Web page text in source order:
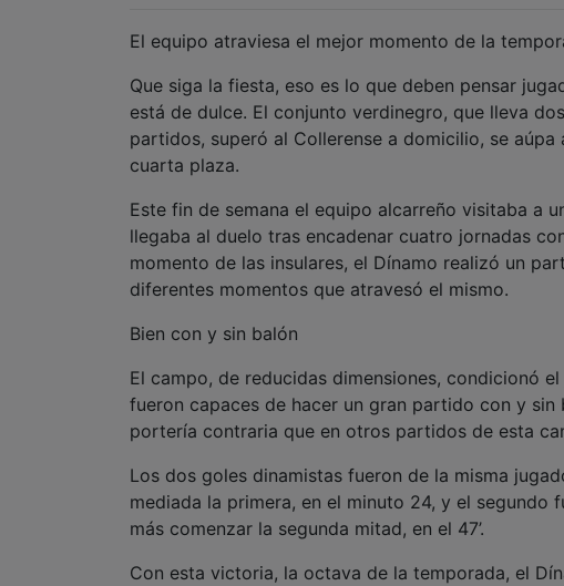
El equipo atraviesa el mejor momento de la
Que siga la fiesta, eso es lo que deben pensar
está de dulce. El conjunto verdinegro, que lleva
partidos, superó al Collerense a domicilio, se
cuarta plaza.
Este fin de semana el equipo alcarreño visitaba a
llegaba al duelo tras encadenar cuatro jornadas
momento de las insulares, el Dínamo realizó un
diferentes momentos que atravesó el mismo.
Bien con y sin balón
El campo, de reducidas dimensiones, condicionó
fueron capaces de hacer un gran partido con y
portería contraria que en otros partidos de esta
Los dos goles dinamistas fueron de la misma
mediada la primera, en el minuto 24, y el
más comenzar la segunda mitad, en el 47’.
Con esta victoria, la octava de la temporada, el